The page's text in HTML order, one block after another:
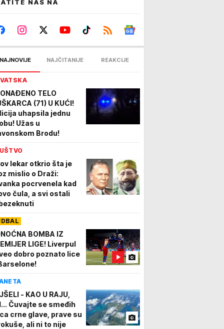
NAS NA
NAJNOVIJE NAJČITANIJE REAKCIJE
TELO
(71) U KUĆI!
uhapsila jednu
Užas u
Brodu!
lekar otkrio šta je
mislio o Draži:
pocrvenela kad
čula, a svi ostali
BOMBA IZ
LIGE! Liverpul
dobro poznato lice
- KAO U RAJU,
Čuvajte se smeđih
crne glave, prave su
ali ni to nije